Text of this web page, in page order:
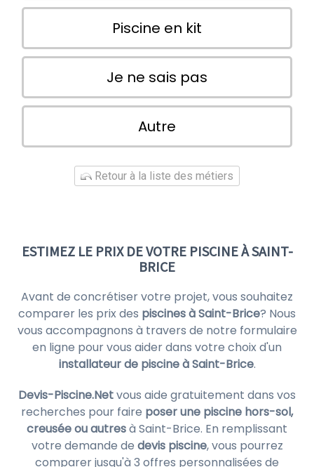
Piscine en kit
Je ne sais pas
Autre
Retour à la liste des métiers
ESTIMEZ LE PRIX DE VOTRE PISCINE À SAINT-
BRICE
Avant de concrétiser votre projet, vous souhaitez
comparer les prix des piscines à Saint-Brice? Nous
vous accompagnons à travers de notre formulaire
en ligne pour vous aider dans votre choix d'un
installateur de piscine à Saint-Brice.
Devis-Piscine.Netvous aide gratuitement dans vos
recherches pour faire poser une piscine hors-sol,
creusée ou autresà Saint-Brice. En remplissant
votre demande de devis piscine, vous pourrez
comparer jusqu'à 3 offres personnalisées de